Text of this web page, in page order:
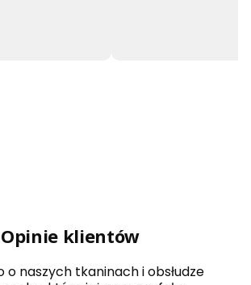
Opinie klientów
o naszych tkaninach i obsłudze